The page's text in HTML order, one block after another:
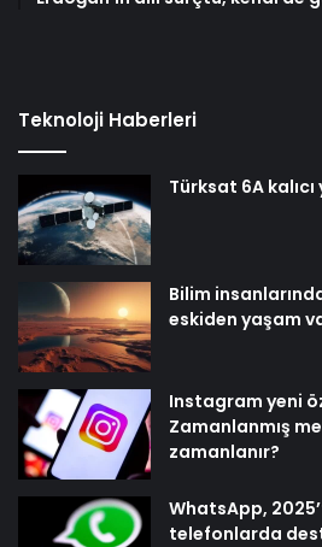
Teknoloji Haberleri
Türksat 6A
Bilim
eskiden yaşam
Instagram yeni
Zamanlanmış
zamanlanır?
WhatsApp,
telefonlarda